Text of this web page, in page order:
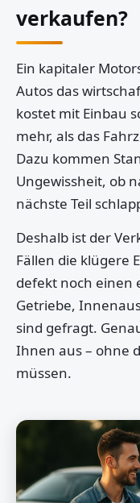
verkaufen?
Ein kapitaler
Autos das
kostet mit Einbau
mehr, als das
Dazu kommen
Ungewissheit, ob
nächste Teil
Deshalb ist der
Fällen die klügere
defekt noch einen
Getriebe,
sind gefragt.
Ihnen aus – ohne
müssen.